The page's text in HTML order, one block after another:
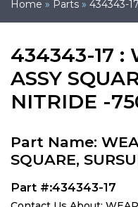
Home » Parts » 434343-17
434343-17 :
ASSY
NITRIDE -
Part Name:
SQUARE,
Part #:434343-17